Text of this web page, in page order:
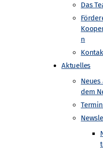
Das
n
Aktuelles
Neues
dem